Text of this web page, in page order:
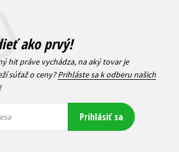
ako prvý!
hit práve vychádza, na aký tovar je
súťaž o ceny?Prihláste sa k odberu našich
Prihlásiť sa